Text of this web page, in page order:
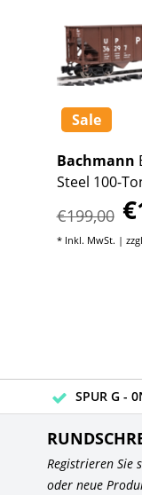
Sale
Bachmann
Steel 100-
Union
€199,00
* Inkl. MwSt. |
SPUR G -
Registrieren Sie
oder neue